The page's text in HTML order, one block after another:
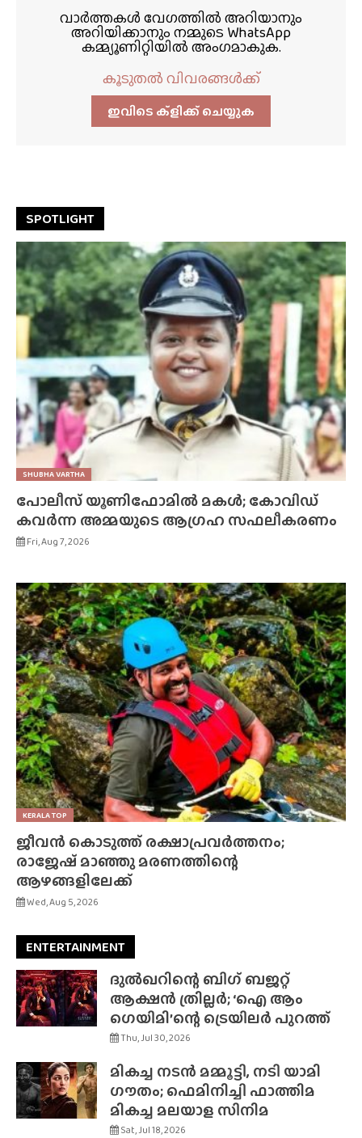
വാർത്തകൾ വേഗത്തിൽ അറിയാനും
അറിയിക്കാനും നമ്മുടെ WhatsApp
കമ്മ്യൂണിറ്റിയിൽ അംഗമാകുക.
കൂടുതൽ വിവരങ്ങൾക്ക്
ഇവിടെ ക്ളിക്ക്‌ ചെയ്യുക
SPOTLIGHT
SHUBHA VARTHA
പോലീസ് യൂണിഫോമിൽ മകൾ; കോവിഡ്
കവർന്ന അമ്മയുടെ ആഗ്രഹ സഫലീകരണം
Fri, Aug 7, 2026
KERALA TOP
ജീവൻ കൊടുത്ത് രക്ഷാപ്രവർത്തനം;
രാജേഷ് മാഞ്ഞു മരണത്തിന്റെ
ആഴങ്ങളിലേക്ക്
Wed, Aug 5, 2026
ENTERTAINMENT
ദുൽഖറിന്റെ ബിഗ് ബജറ്റ്
ആക്ഷൻ ത്രില്ലർ; ‘ഐ ആം
ഗെയിമി’ന്റെ ട്രെയിലർ പുറത്ത്
Thu, Jul 30, 2026
മികച്ച നടൻ മമ്മൂട്ടി, നടി യാമി
ഗൗതം; ഫെമിനിച്ചി ഫാത്തിമ
മികച്ച മലയാള സിനിമ
Sat, Jul 18, 2026